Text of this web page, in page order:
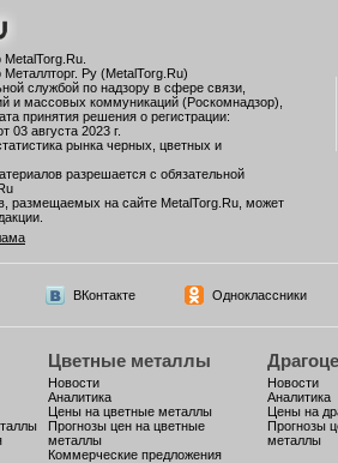
MetalTorg.Ru
Ру (MetalTorg.Ru)
службой по надзору в сфере связи,
и массовых коммуникаций (Роскомнадзор),
принятия решения о регистрации:
августа 2023 г.
рынка черных, цветных и
разрешается с обязательной
размещаемых на сайте MetalTorg.Ru, может
ВКонтакте Одноклассники
Цветные металлы
Новости
Аналитика
Цены на цветные металлы
Прогнозы цен на цветные
металлы
Коммерческие предложения
Новости
Аналитика
Цены на
Прогнозы
металлы